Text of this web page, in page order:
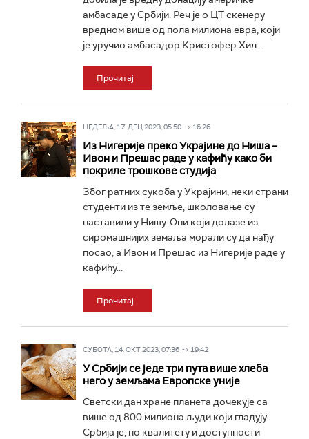
амбасаде у Србији. Реч је о ЦТ скенеру
вредном више од пола милиона евра, који
је уручио амбасадор Kристофер Хил...
Прочитај
НЕДЕЉА, 17. ДЕЦ 2023, 05:50 -> 16:26
Из Нигерије преко Украјине до Ниша –
Ивон и Прешас раде у кафићу како би
покриле трошкове студија
Због ратних сукоба у Украјини, неки страни
студенти из те земље, школовање су
наставили у Нишу. Они који долазе из
сиромашнијих земаља морали су да нађу
посао, а Ивон и Прешас из Нигерије раде у
кафићу...
Прочитај
СУБОТА, 14. ОКТ 2023, 07:36 -> 19:42
У Србији се једе три пута више хлеба
него у земљама Европске уније
Светски дан хране планета дочекује са
више од 800 милиона људи који гладују.
Србија је, по квалитету и доступности